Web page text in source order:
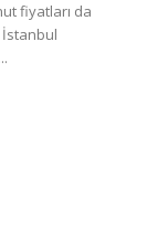
fiyatları da
İstanbul